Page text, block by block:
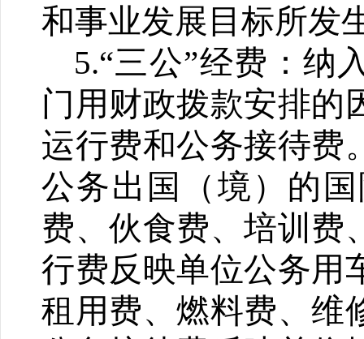
和事业发展目标所发
5.“三公”经费：纳
门用财政拨款安排的
运行费和公务接待费
公务出国（境）的
费、伙食费、培训费
行费反映单位公务用
租用费、燃料费、维